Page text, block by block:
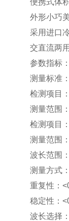
便携式体
外形小巧
采用进口
交直流两
参数指标
测量标准
检测项目
测量范围
检测项目
测量范围
波长范围
测量方式
重复性：
稳定性：
波长选择